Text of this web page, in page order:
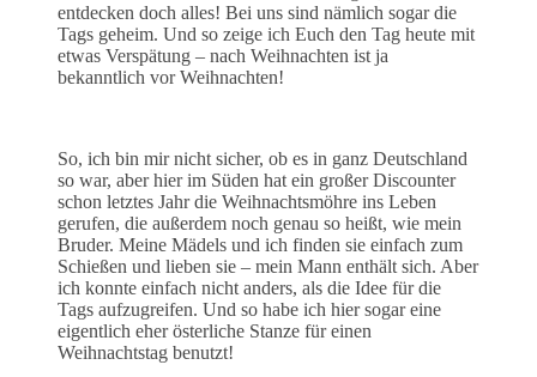
entdecken doch alles! Bei uns sind nämlich sogar die
Tags geheim. Und so zeige ich Euch den Tag heute mit
etwas Verspätung – nach Weihnachten ist ja
bekanntlich vor Weihnachten!
So, ich bin mir nicht sicher, ob es in ganz Deutschland
so war, aber hier im Süden hat ein großer Discounter
schon letztes Jahr die Weihnachtsmöhre ins Leben
gerufen, die außerdem noch genau so heißt, wie mein
Bruder. Meine Mädels und ich finden sie einfach zum
Schießen und lieben sie – mein Mann enthält sich. Aber
ich konnte einfach nicht anders, als die Idee für die
Tags aufzugreifen. Und so habe ich hier sogar eine
eigentlich eher österliche Stanze für einen
Weihnachtstag benutzt!